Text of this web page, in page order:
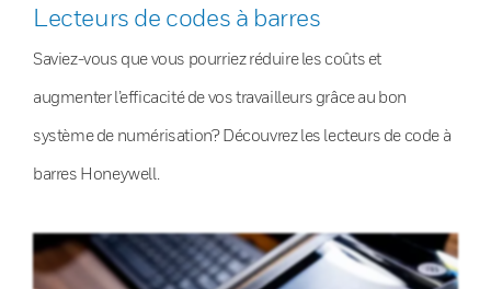
Lecteurs de codes à barres
Saviez-vous que vous pourriez réduire les coûts et
augmenter l’efficacité de vos travailleurs grâce au bon
système de numérisation? Découvrez les lecteurs de code à
barres Honeywell.